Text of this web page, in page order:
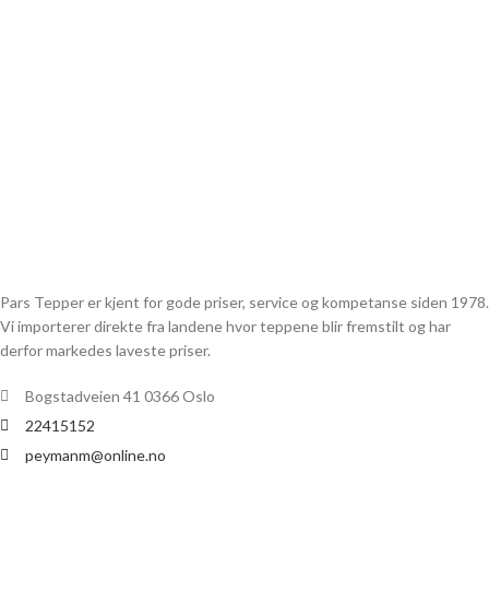
Pars Tepper er kjent for gode priser, service og kompetanse siden 1978.
Vi importerer direkte fra landene hvor teppene blir fremstilt og har
derfor markedes laveste priser.
Bogstadveien 41 0366 Oslo
22415152
peymanm@online.no